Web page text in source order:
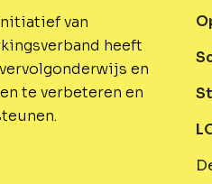
van
heeft
en
te verbeteren en